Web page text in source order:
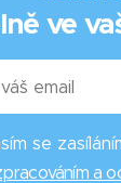
ve
se
a